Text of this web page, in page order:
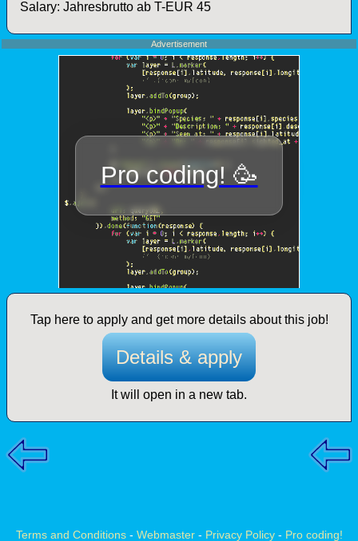
Salary: Jahresbrutto ab T-EUR 45
Advertisement
Tap here to apply and get more details about this job!
Details & apply
It will open in a new tab.
Terms and Conditions- Webmaster- Privacy Policy- Pro coding!